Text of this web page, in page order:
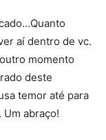
aí dentro de vc.
momento
deste
temor até para
abraço!